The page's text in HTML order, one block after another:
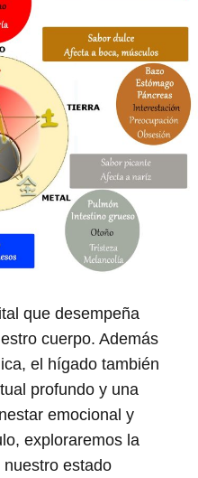
que desempeña
cuerpo. Además
el hígado también
profundo y una
emocional y
exploraremos la
estado